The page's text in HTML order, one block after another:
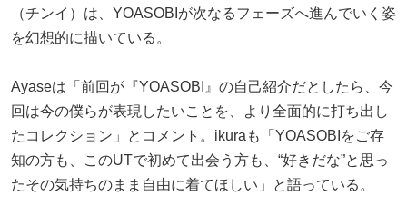
（チンイ）は、YOASOBIが次なるフェーズへ進んでいく姿
を幻想的に描いている。
Ayaseは「前回が『YOASOBI』の自己紹介だとしたら、今
回は今の僕らが表現したいことを、より全面的に打ち出し
たコレクション」とコメント。ikuraも「YOASOBIをご存
知の方も、このUTで初めて出会う方も、“好きだな”と思っ
たその気持ちのまま自由に着てほしい」と語っている。